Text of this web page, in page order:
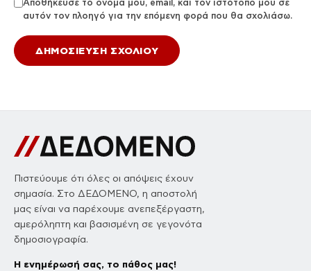
Αποθήκευσε το όνομά μου, email, και τον ιστότοπο μου σε
αυτόν τον πλοηγό για την επόμενη φορά που θα σχολιάσω.
Πιστεύουμε ότι όλες οι απόψεις έχουν
σημασία. Στο ΔΕΔΟΜΕΝΟ, η αποστολή
μας είναι να παρέχουμε ανεπεξέργαστη,
αμερόληπτη και βασισμένη σε γεγονότα
δημοσιογραφία.
Η ενημέρωσή σας, το πάθος μας!